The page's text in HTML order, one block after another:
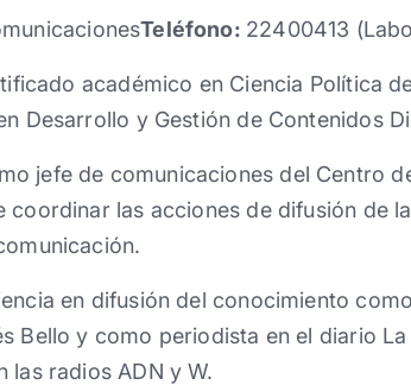
Teléfono: 22400413
académico en Ciencia Política
Desarrollo y Gestión de Contenidos
jefe de comunicaciones del Centro
coordinar las acciones de difusión de
en difusión del conocimiento
Bello y como periodista en el diario
las radios ADN y W.